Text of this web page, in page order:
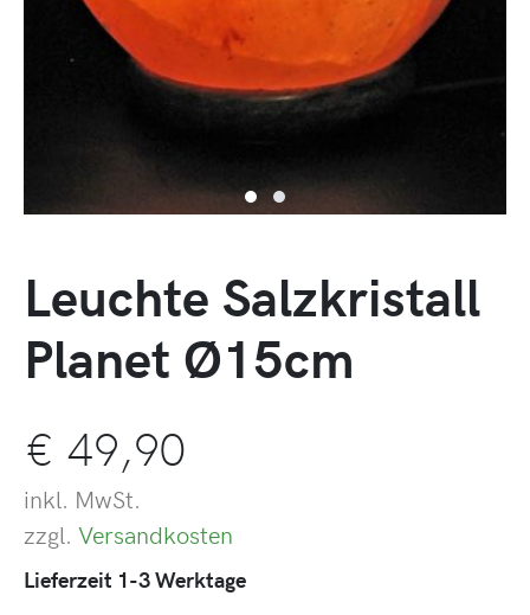
Leuchte Salzkristall
Planet Ø15cm
€ 49,90
inkl. MwSt.
zzgl. Versandkosten
Lieferzeit 1-3 Werktage